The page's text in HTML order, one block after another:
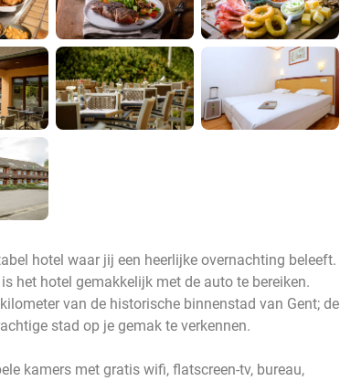
hotel waar jij een heerlijke overnachting beleeft.
het hotel gemakkelijk met de auto te bereiken.
van de historische binnenstad van Gent; de
stad op je gemak te verkennen.
kamers met gratis wifi, flatscreen-tv, bureau,